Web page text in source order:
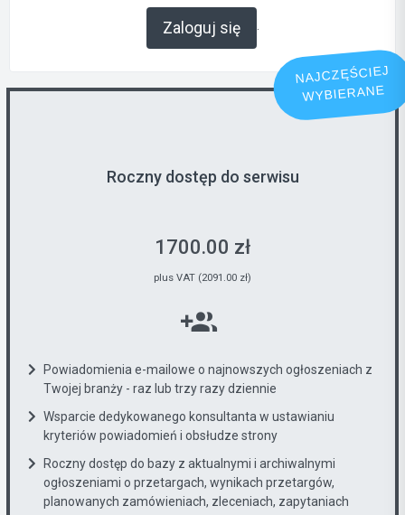
Zaloguj się .
NAJCZĘŚCIEJ
WYBIERANE
Roczny dostęp do serwisu
1700.00 zł
plus VAT (2091.00 zł)
Powiadomienia e-mailowe o najnowszych ogłoszeniach z
Twojej branży - raz lub trzy razy dziennie
Wsparcie dedykowanego konsultanta w ustawianiu
kryteriów powiadomień i obsłudze strony
Roczny dostęp do bazy z aktualnymi i archiwalnymi
ogłoszeniami o przetargach, wynikach przetargów,
planowanych zamówieniach, zleceniach, zapytaniach